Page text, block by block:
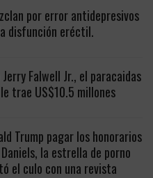
por error antidepresivos
disfunción eréctil.
Falwell Jr., el paracaidas
trae US$10.5 millones
Trump pagar los honorarios
la estrella de porno
el culo con una revista